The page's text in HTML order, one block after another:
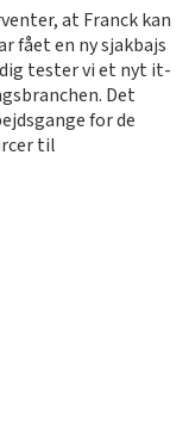
at Franck kan
fået en ny sjakbajs
tester vi et nyt it-
Det
for de
til